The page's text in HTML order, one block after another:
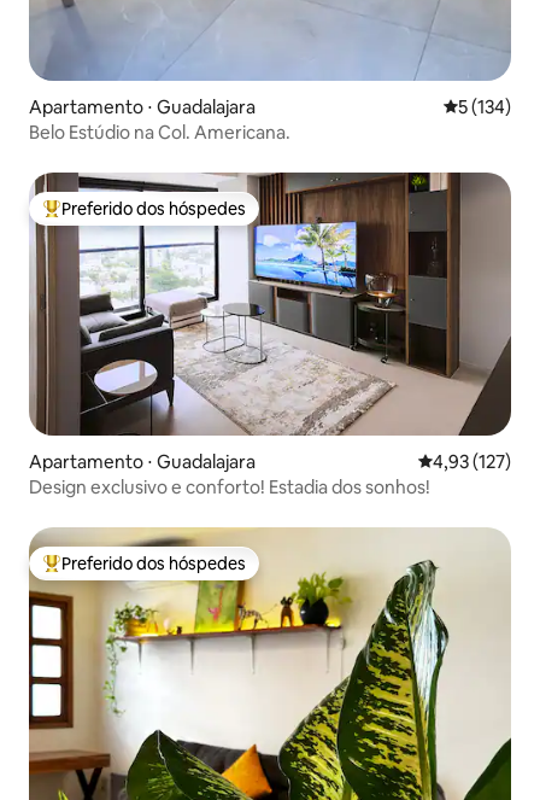
Apartamento ⋅ Guadalajara 5 de uma
5 (134)
Belo Estúdio na Col. Americana.
Entre os melhores preferidos dos hóspedes
Preferido dos hóspedes
Apartamento ⋅ Guadalajara 4,93 de uma
4,93 (127)
Design exclusivo e conforto! Estadia dos sonhos!
Entre os melhores preferidos dos hóspedes
Preferido dos hóspedes